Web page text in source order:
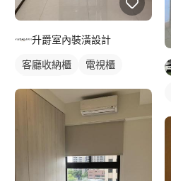
升爵室內裝潢設計
客廳收納櫃
電視櫃